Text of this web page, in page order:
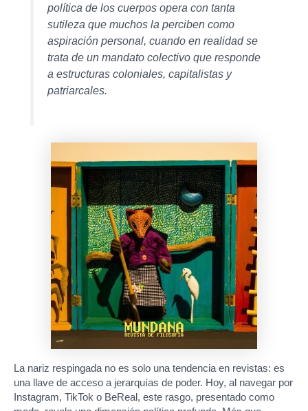
política de los cuerpos opera con tanta
sutileza que muchos la perciben como
aspiración personal, cuando en realidad se
trata de un mandato colectivo que responde
a estructuras coloniales, capitalistas y
patriarcales.
La nariz respingada no es solo una tendencia en revistas: es
una llave de acceso a jerarquías de poder. Hoy, al navegar por
Instagram, TikTok o BeReal, este rasgo, presentado como